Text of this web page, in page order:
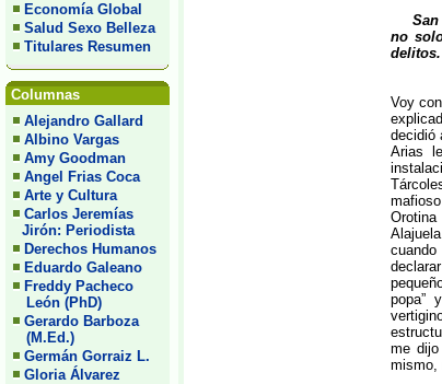
Economía Global
Salud Sexo Belleza
Titulares Resumen
Columnas
Alejandro Gallard
Albino Vargas
Amy Goodman
Angel Frias Coca
Arte y Cultura
Carlos Jeremías
Jirón: Periodista
Derechos Humanos
Eduardo Galeano
Freddy Pacheco
León (PhD)
Gerardo Barboza
(M.Ed.)
Germán Gorraiz L.
Gloria Álvarez
no
delitos.
Voy
decidió
Arias
popa”
me
mismo,